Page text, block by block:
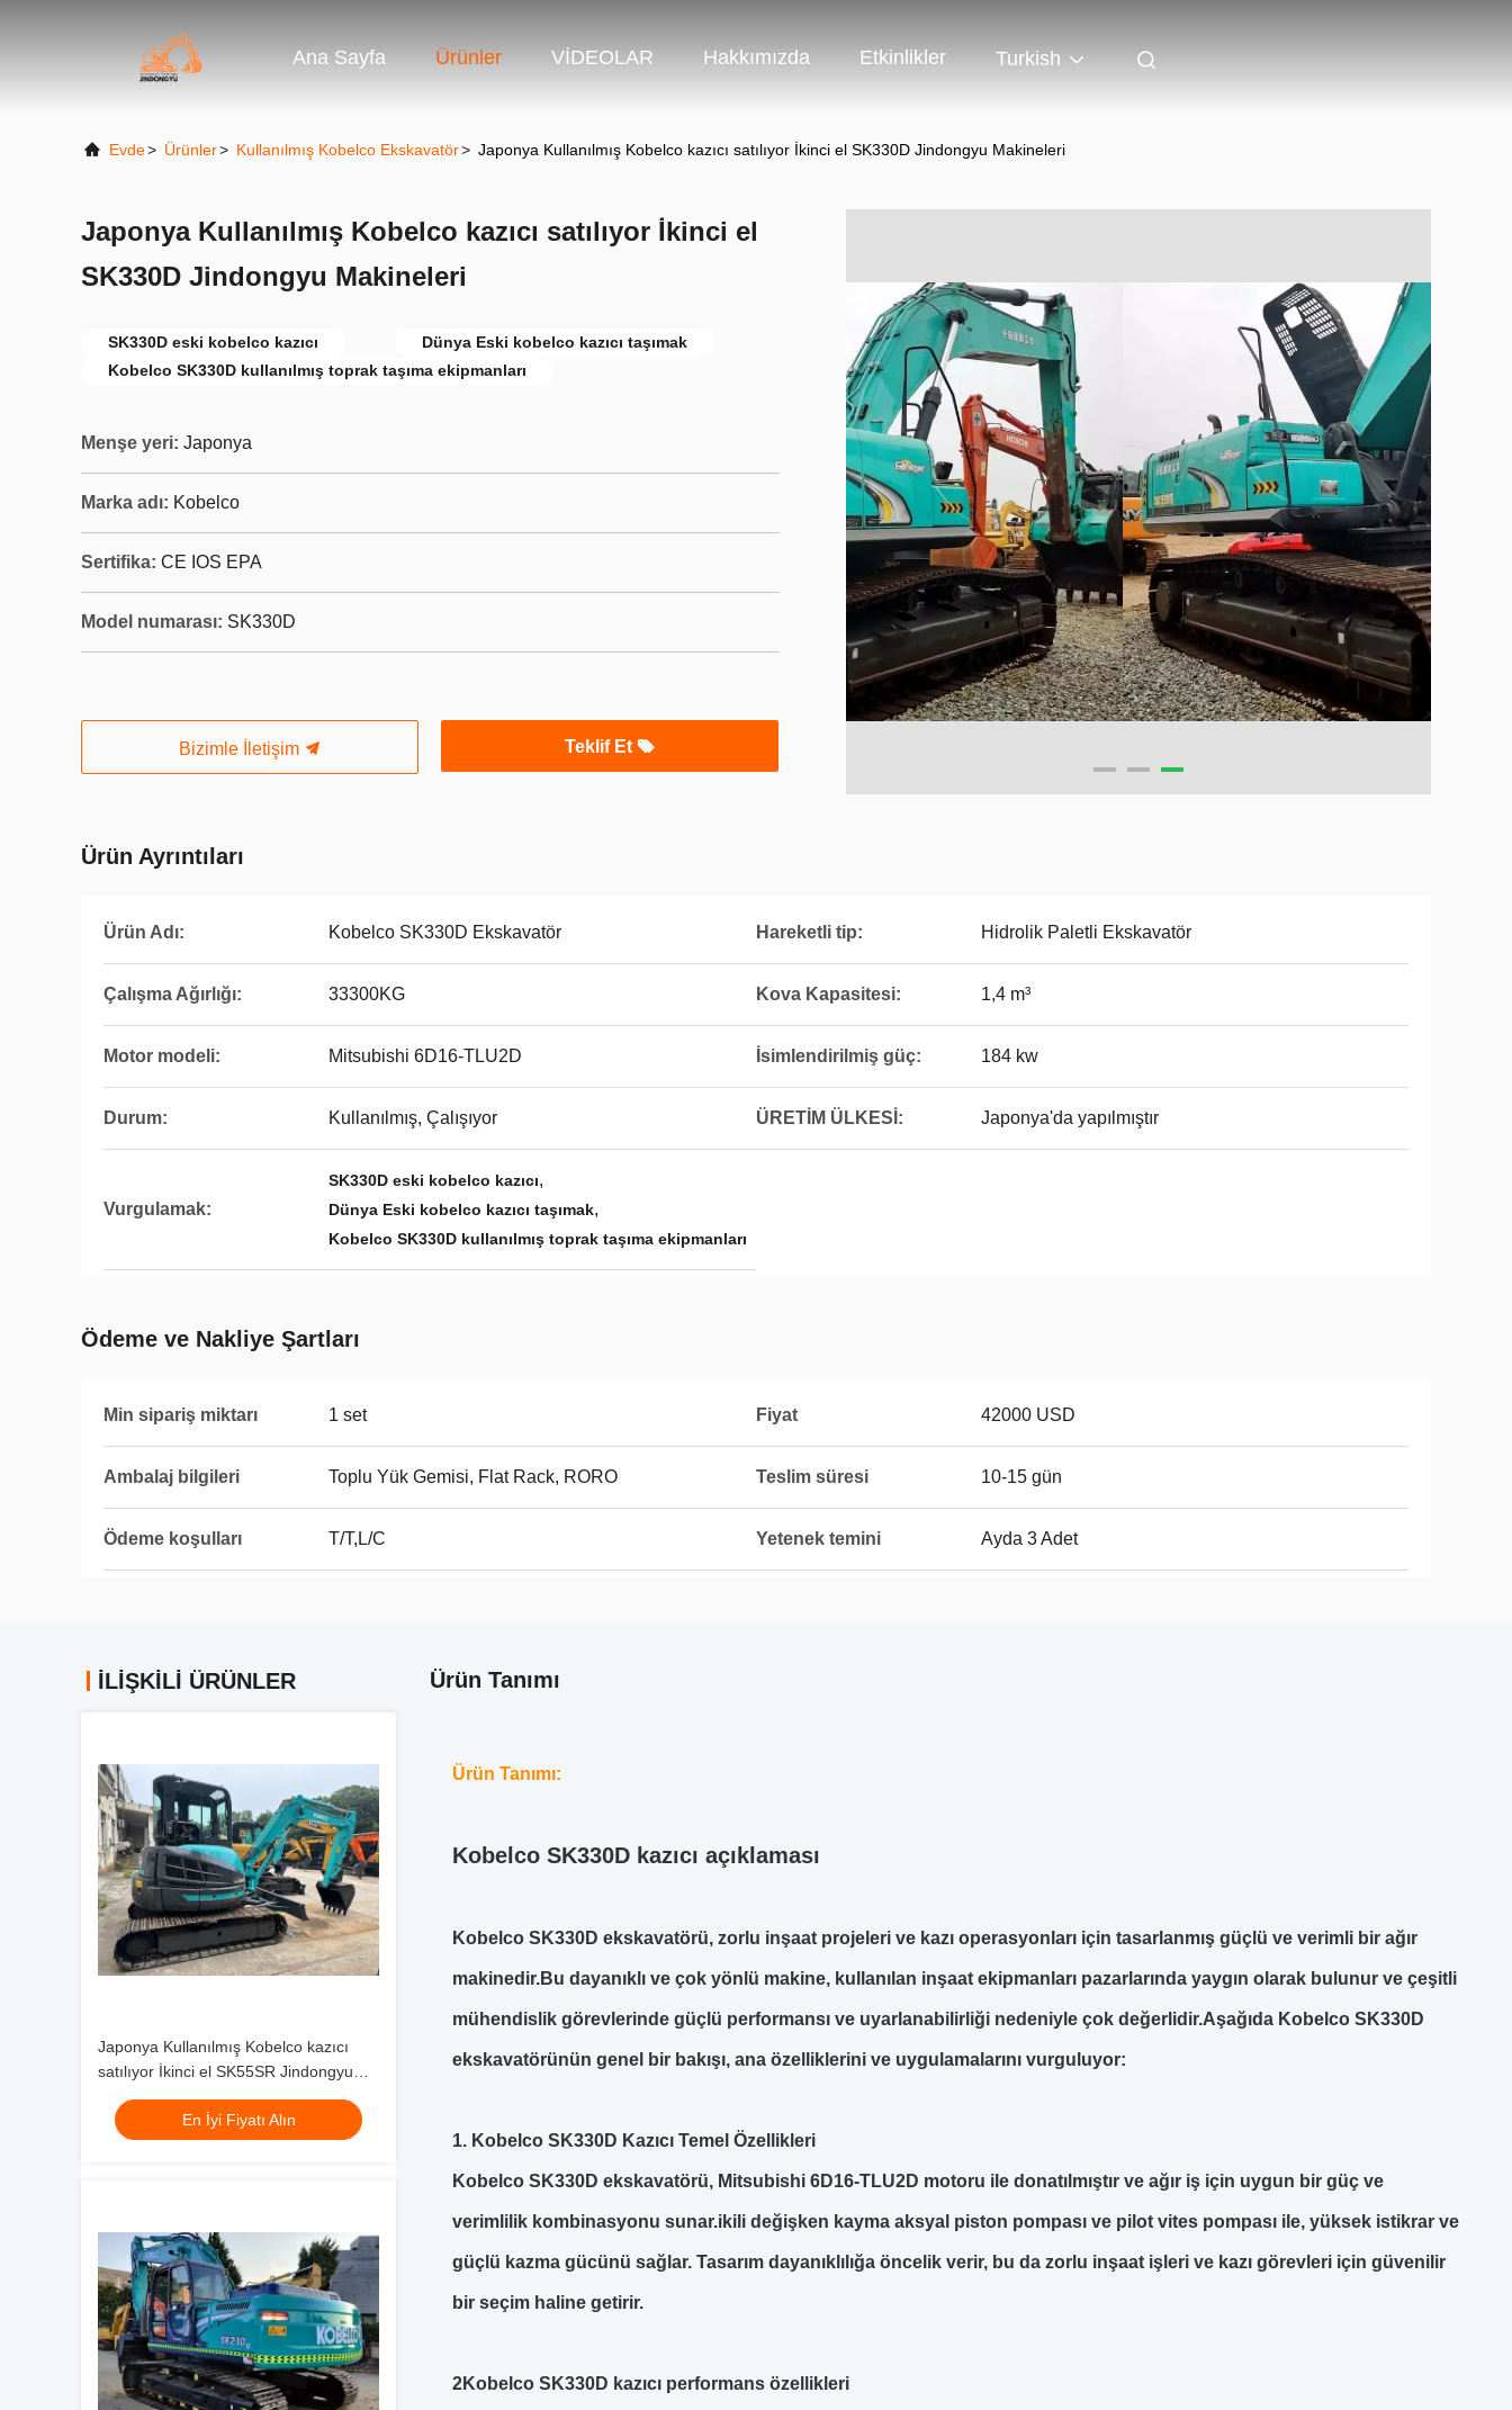
Ana Sayfa Ürünler VİDEOLAR Hakkımızda Etkinlikler Turkish
Evde> Ürünler> Kullanılmış Kobelco Ekskavatör> Japonya Kullanılmış Kobelco kazıcı satılıyor İkinci el SK330D Jindongyu Makineleri
Japonya Kullanılmış Kobelco kazıcı satılıyor İkinci el
SK330D Jindongyu Makineleri
SK330D eski kobelco kazıcı
Dünya Eski kobelco kazıcı taşımak
Kobelco SK330D kullanılmış toprak taşıma ekipmanları
Menşe yeri: Japonya
Marka adı: Kobelco
Sertifika: CE IOS EPA
Model numarası: SK330D
Bizimle İletişim Teklif Et
Ürün Ayrıntıları
Ürün Adı: Kobelco SK330D Ekskavatör Hareketli tip: Hidrolik Paletli Ekskavatör
Çalışma Ağırlığı: 33300KG Kova Kapasitesi: 1,4 m³
Motor modeli: Mitsubishi 6D16-TLU2D İsimlendirilmiş güç: 184 kw
Durum: Kullanılmış, Çalışıyor ÜRETİM ÜLKESİ: Japonya'da yapılmıştır
Vurgulamak:
SK330D eski kobelco kazıcı,
Dünya Eski kobelco kazıcı taşımak,
Kobelco SK330D kullanılmış toprak taşıma ekipmanları
Ödeme ve Nakliye Şartları
Min sipariş miktarı 1 set Fiyat 42000 USD
Ambalaj bilgileri Toplu Yük Gemisi, Flat Rack, RORO Teslim süresi 10-15 gün
Ödeme koşulları T/T,L/C Yetenek temini Ayda 3 Adet
İLIŞKILI ÜRÜNLER
Japonya Kullanılmış Kobelco kazıcı
satılıyor İkinci el SK55SR Jindongyu
Makineleri
En İyi Fiyatı Alın
Ürün Tanımı
Ürün Tanımı:
Kobelco SK330D kazıcı açıklaması
Kobelco SK330D ekskavatörü, zorlu inşaat projeleri ve kazı operasyonları için tasarlanmış güçlü ve verimli bir ağır
makinedir.Bu dayanıklı ve çok yönlü makine, kullanılan inşaat ekipmanları pazarlarında yaygın olarak bulunur ve çeşitli
mühendislik görevlerinde güçlü performansı ve uyarlanabilirliği nedeniyle çok değerlidir.Aşağıda Kobelco SK330D
ekskavatörünün genel bir bakışı, ana özelliklerini ve uygulamalarını vurguluyor:
1. Kobelco SK330D Kazıcı Temel Özellikleri
Kobelco SK330D ekskavatörü, Mitsubishi 6D16-TLU2D motoru ile donatılmıştır ve ağır iş için uygun bir güç ve
verimlilik kombinasyonu sunar.ikili değişken kayma aksyal piston pompası ve pilot vites pompası ile, yüksek istikrar ve
güçlü kazma gücünü sağlar. Tasarım dayanıklılığa öncelik verir, bu da zorlu inşaat işleri ve kazı görevleri için güvenilir
bir seçim haline getirir.
2Kobelco SK330D kazıcı performans özellikleri